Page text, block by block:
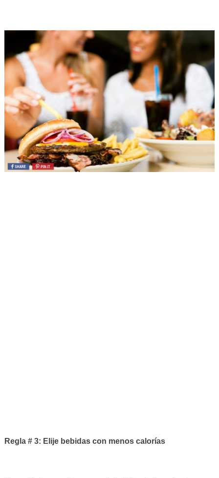
Regla # 3: Elije bebidas con menos calorías